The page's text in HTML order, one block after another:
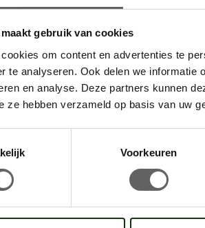
gebruik van cookies
om content en advertenties te
te analyseren. Ook delen we
en analyse. Deze partners kunnen
ze hebben verzameld op basis van uw
Voorkeuren
kunnen eenvoudig of veel verdeeld zijn.
bladrand van de blaadjes kan getand,